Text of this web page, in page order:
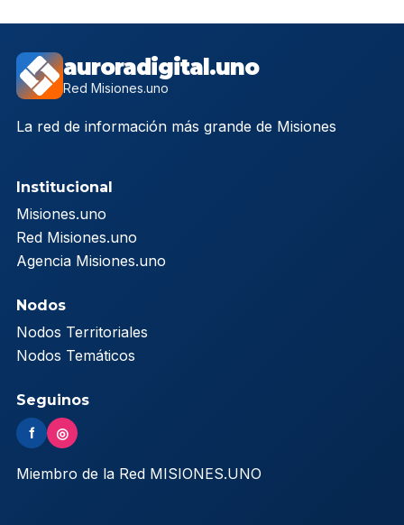
auroradigital.uno
Red Misiones.uno
La red de información más grande de Misiones
Institucional
Misiones.uno
Red Misiones.uno
Agencia Misiones.uno
Nodos
Nodos Territoriales
Nodos Temáticos
Seguinos
f ◎
Miembro de la Red MISIONES.UNO